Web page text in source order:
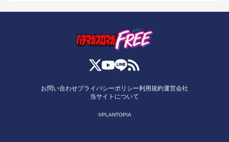
お問い合わせプライバシーポリシー利用規約運営会社
当サイトについて
©PLANTOPIA